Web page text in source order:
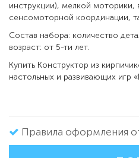
инструкции), мелкой
сенсомоторной координации,
Состав набора: количество
возраст: от 5-ти лет.
Купить Конструктор из
настольных и развивающих игр
Правила оформления